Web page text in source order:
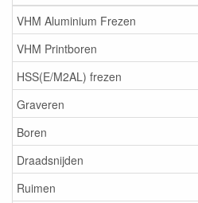
VHM Aluminium Frezen
VHM Printboren
HSS(E/M2AL) frezen
Graveren
Boren
Draadsnijden
Ruimen